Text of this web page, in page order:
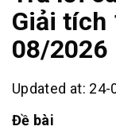
Giải tích
08/2026
Updated at: 24-
Đề bài